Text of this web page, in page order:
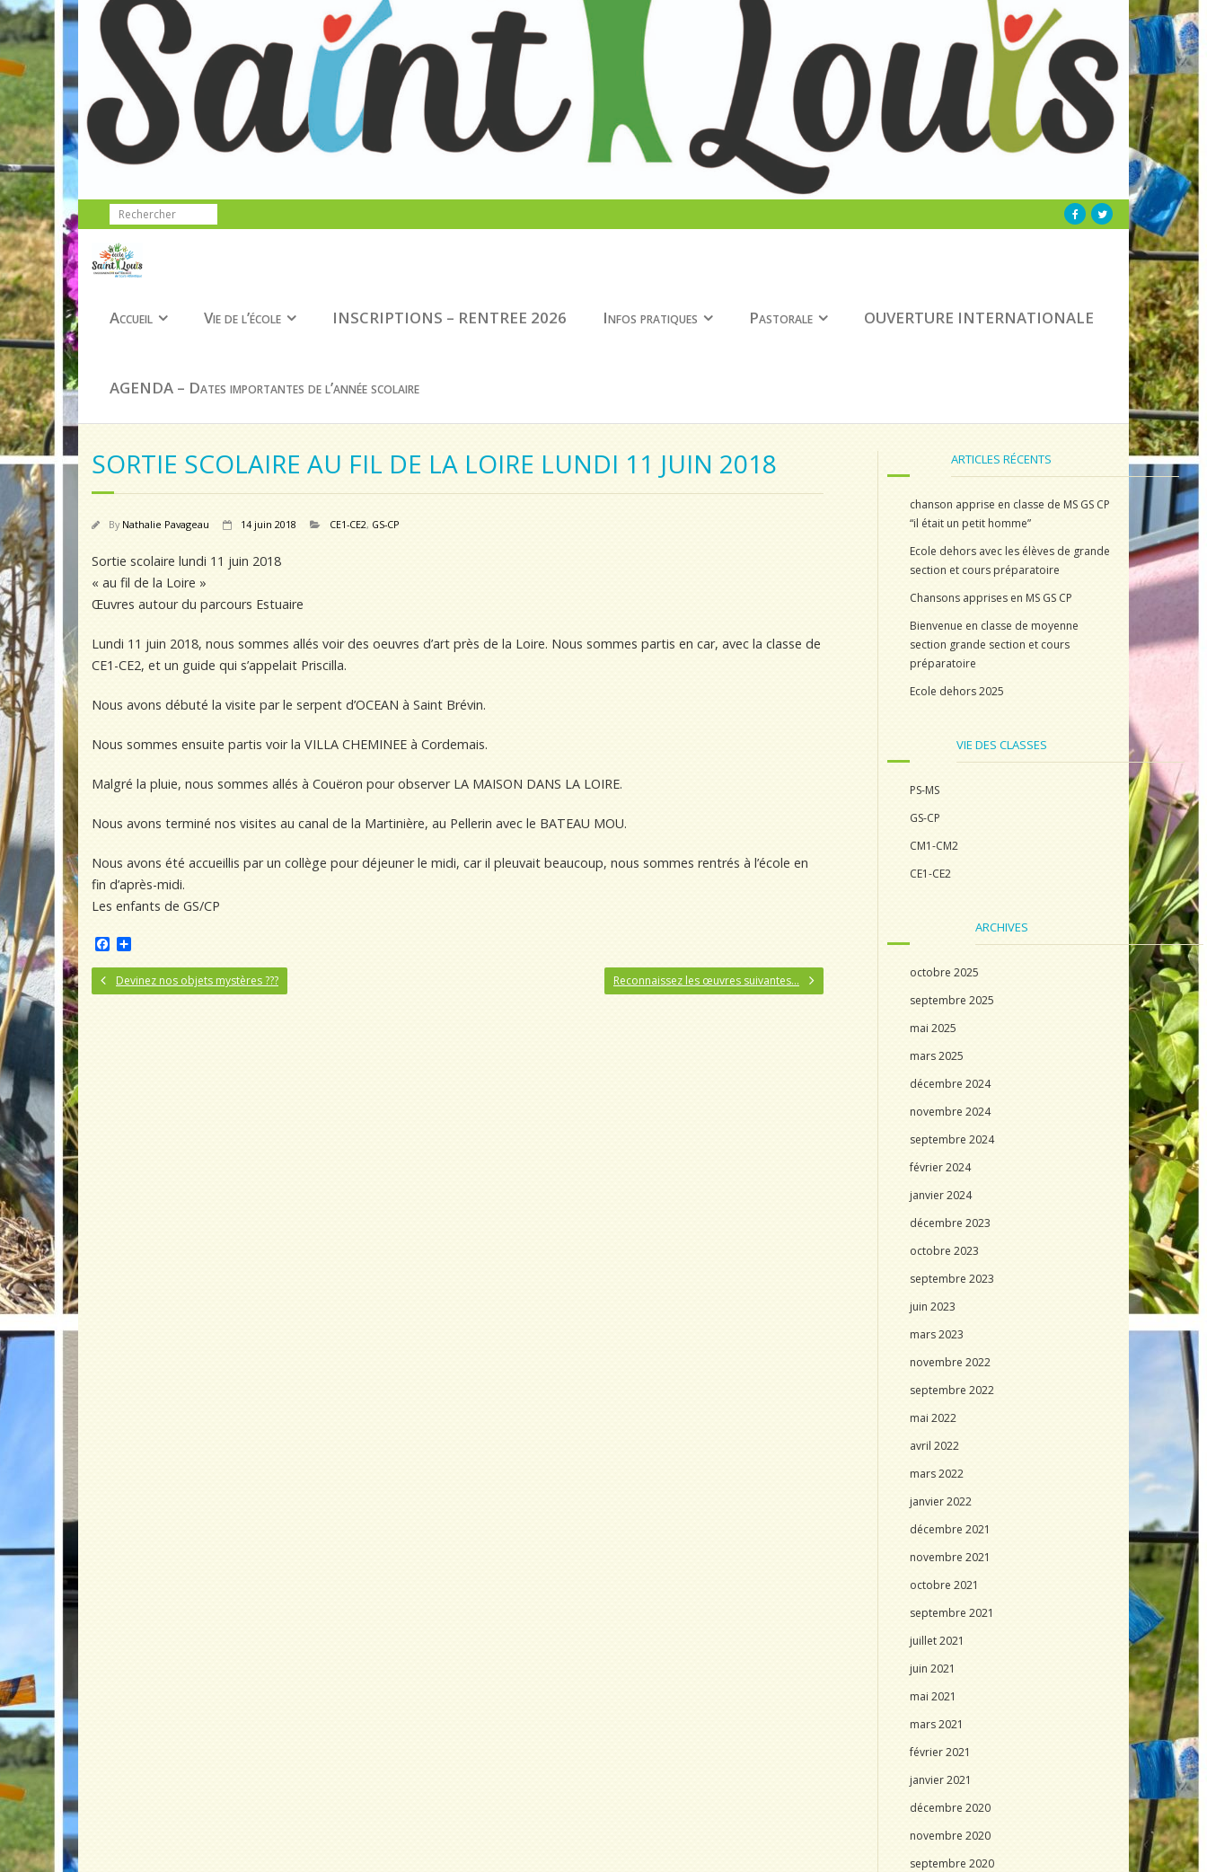
Accueil Vie de l’école INSCRIPTIONS – RENTREE 2026 Infos pratiques Pastorale OUVERTURE INTERNATIONALE
AGENDA – Dates importantes de l’année scolaire
SORTIE SCOLAIRE AU FIL DE LA LOIRE LUNDI 11 JUIN 2018
By Nathalie Pavageau 14 juin 2018 CE1-CE2, GS-CP
Sortie scolaire lundi 11 juin 2018
« au fil de la Loire »
Œuvres autour du parcours Estuaire
Lundi 11 juin 2018, nous sommes allés voir des oeuvres d’art près de la Loire. Nous sommes partis en car, avec la classe de
CE1-CE2, et un guide qui s’appelait Priscilla.
Nous avons débuté la visite par le serpent d’OCEAN à Saint Brévin.
Nous sommes ensuite partis voir la VILLA CHEMINEE à Cordemais.
Malgré la pluie, nous sommes allés à Couëron pour observer LA MAISON DANS LA LOIRE.
Nous avons terminé nos visites au canal de la Martinière, au Pellerin avec le BATEAU MOU.
Nous avons été accueillis par un collège pour déjeuner le midi, car il pleuvait beaucoup, nous sommes rentrés à l’école en
fin d’après-midi.
Les enfants de GS/CP
a
c
e
b
r
t
a
Devinez nos objets mystères ??? Reconnaissez les œuvres suivantes…
ARTICLES RÉCENTS
chanson apprise en classe de MS GS CP
“il était un petit homme”
Ecole dehors avec les élèves de grande
section et cours préparatoire
Chansons apprises en MS GS CP
Bienvenue en classe de moyenne
section grande section et cours
préparatoire
Ecole dehors 2025
VIE DES CLASSES
PS-MS
GS-CP
CM1-CM2
CE1-CE2
ARCHIVES
octobre 2025
septembre 2025
mai 2025
mars 2025
décembre 2024
novembre 2024
septembre 2024
février 2024
janvier 2024
décembre 2023
octobre 2023
septembre 2023
juin 2023
mars 2023
novembre 2022
septembre 2022
mai 2022
avril 2022
mars 2022
janvier 2022
décembre 2021
novembre 2021
octobre 2021
septembre 2021
juillet 2021
juin 2021
mai 2021
mars 2021
février 2021
janvier 2021
décembre 2020
novembre 2020
septembre 2020